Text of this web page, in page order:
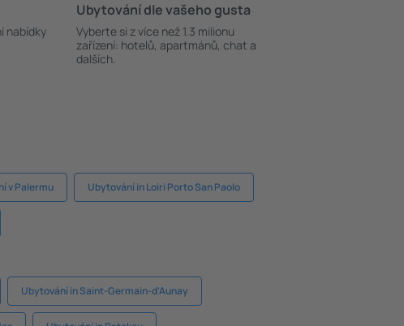
nabídky
Ubytování dle vašeho gusta
Vyberte si z více než 1.3 milionu
zařízení: hotelů, apartmánů, chat a
dalších.
v Palermu Ubytování in Loiri Porto San Paolo
Ubytování in Saint-Germain-d'Aunay